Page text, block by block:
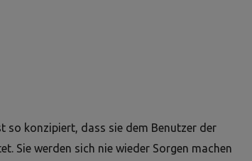
so konzipiert, dass sie dem Benutzer der
Sie werden sich nie wieder Sorgen machen